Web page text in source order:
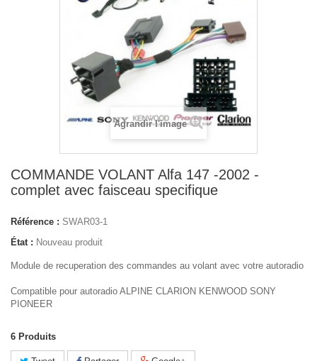
Agrandir l'image
COMMANDE VOLANT Alfa 147 -2002 -
complet avec faisceau specifique
Référence : SWAR03-1
État : Nouveau produit
Module de recuperation des commandes au volant avec votre autoradio
Compatible pour autoradio ALPINE CLARION KENWOOD SONY
PIONEER
6 Produits